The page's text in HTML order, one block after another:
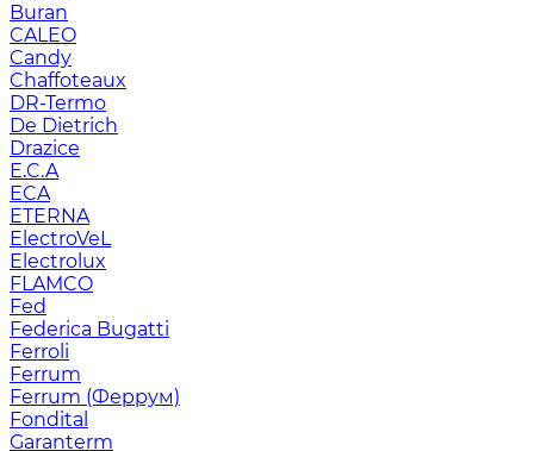
Buran
CALEO
Candy
Chaffoteaux
DR-Termo
De Dietrich
Drazice
E.C.A
ECA
ETERNA
ElectroVeL
Electrolux
FLAMCO
Fed
Federica Bugatti
Ferroli
Ferrum
Ferrum (Феррум)
Fondital
Garanterm